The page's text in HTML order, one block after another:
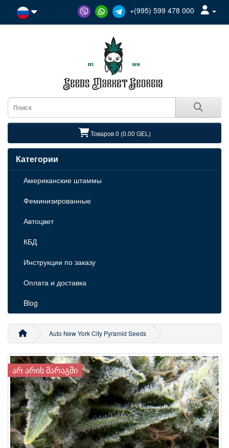
+(995) 599 478 000
Товаров 0 (0.00 GEL)
Категории
Американские штаммы
Феминизированные
Автоцвет
КБД
Инструкции по заказу
Оплата и доставка
Blog
Auto New York City Pyramid Seeds
ᲐᲠ ᲐᲠᲘᲡ ᲛᲐᲠᲐᲒᲨᲘ